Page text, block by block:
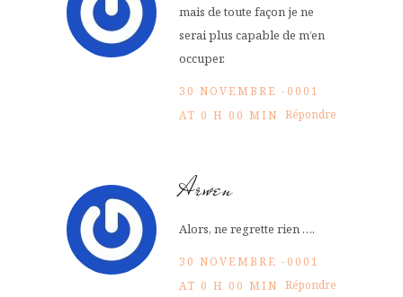
mais de toute façon je ne
serai plus capable de m’en
occuper.
30 NOVEMBRE -0001
AT 0 H 00 MIN Répondre
Arwen
Alors, ne regrette rien ….
30 NOVEMBRE -0001
AT 0 H 00 MIN Répondre